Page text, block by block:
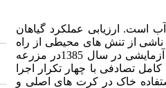
است. ارزیابی عملکرد گیاهان
از تنش های محیطی از راه
حل‌های نوِِین در کشاورزِی پایدار در مناطق خشک و نیمه خشک محسوب می شود. به این منظور، آزمایشی در سال 1385در مزرعه
تصادفی با چهار تکرار اجرا
شاهد)، 60 و 80 درصد رطوبت قابل استفاده خاک در کرت های اصلی و